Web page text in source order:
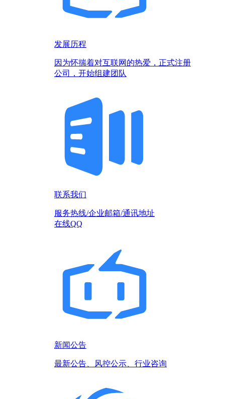
发展历程
因为怀揣着对互联网的热爱，正式注册
公司，开始组建团队
联系我们
服务热线/企业邮箱/通讯地址
在线QQ
新闻公告
最新公告、风控公示、行业咨询